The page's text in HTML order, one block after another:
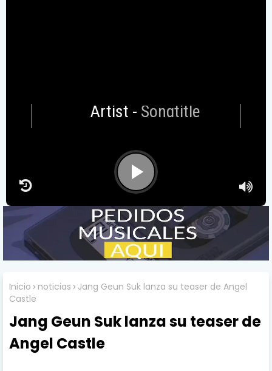
Artist-Songtitle
Inicio noticias
Jang Geun Suk lanza su teaser de Angel
Castle
Jang Geun Suk lanza su teaser de
Angel Castle